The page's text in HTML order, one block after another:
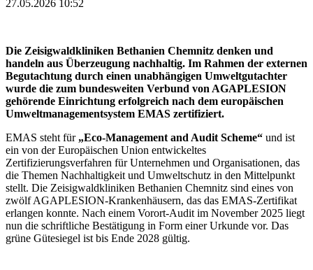
27.05.2026 10:52
Die Zeisigwaldkliniken Bethanien Chemnitz denken und
handeln aus Überzeugung nachhaltig. Im Rahmen der externen
Begutachtung durch einen unabhängigen Umweltgutachter
wurde die zum bundesweiten Verbund von AGAPLESION
gehörende Einrichtung erfolgreich nach dem europäischen
Umweltmanagementsystem EMAS zertifiziert.
EMAS steht für „Eco-Management and Audit Scheme“ und ist
ein von der Europäischen Union entwickeltes
Zertifizierungsverfahren für Unternehmen und Organisationen, das
die Themen Nachhaltigkeit und Umweltschutz in den Mittelpunkt
stellt. Die Zeisigwaldkliniken Bethanien Chemnitz sind eines von
zwölf AGAPLESION-Krankenhäusern, das das EMAS-Zertifikat
erlangen konnte. Nach einem Vorort-Audit im November 2025 liegt
nun die schriftliche Bestätigung in Form einer Urkunde vor. Das
grüne Gütesiegel ist bis Ende 2028 gültig.